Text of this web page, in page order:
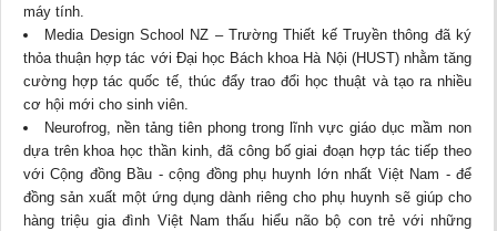
máy tính.
Media Design School NZ – Trường Thiết kế Truyền thông đã ký
thỏa thuận hợp tác với Đại học Bách khoa Hà Nội (HUST) nhằm tăng
cường hợp tác quốc tế, thúc đẩy trao đổi học thuật và tạo ra nhiều
cơ hội mới cho sinh viên.
Neurofrog, nền tảng tiên phong trong lĩnh vực giáo dục mầm non
dựa trên khoa học thần kinh, đã công bố giai đoạn hợp tác tiếp theo
với Cộng đồng Bầu - cộng đồng phụ huynh lớn nhất Việt Nam - để
đồng sản xuất một ứng dụng dành riêng cho phụ huynh sẽ giúp cho
hàng triệu gia đình Việt Nam thấu hiểu não bộ con trẻ với những